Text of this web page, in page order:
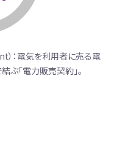
：電気を利用者に売る電
ぶ「電力販売契約」。